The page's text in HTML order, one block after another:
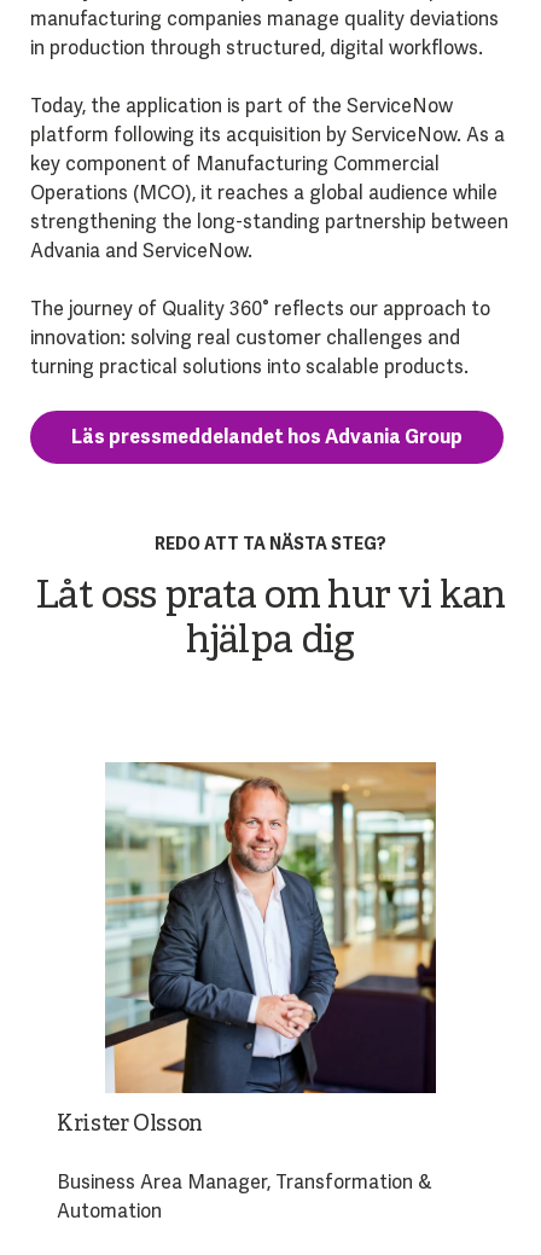
manufacturing companies manage quality deviations
in production through structured, digital workflows.
Today, the application is part of the ServiceNow
platform following its acquisition by ServiceNow. As a
key component of Manufacturing Commercial
Operations (MCO), it reaches a global audience while
strengthening the long-standing partnership between
Advania and ServiceNow.
The journey of Quality 360° reflects our approach to
innovation: solving real customer challenges and
turning practical solutions into scalable products.
Läs pressmeddelandet hos Advania Group
REDO ATT TA NÄSTA STEG?
Låt oss prata om hur vi kan
hjälpa dig
Krister Olsson
Business Area Manager, Transformation &
Automation